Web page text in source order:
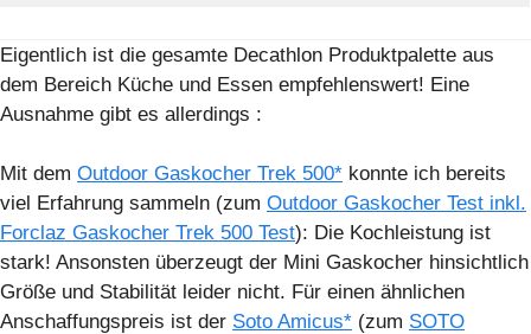
Eigentlich ist die gesamte Decathlon Produktpalette aus
dem Bereich Küche und Essen empfehlenswert! Eine
Ausnahme gibt es allerdings :
Mit dem Outdoor Gaskocher Trek 500* konnte ich bereits
viel Erfahrung sammeln (zum Outdoor Gaskocher Test inkl.
Forclaz Gaskocher Trek 500 Test): Die Kochleistung ist
stark! Ansonsten überzeugt der Mini Gaskocher hinsichtlich
Größe und Stabilität leider nicht. Für einen ähnlichen
Anschaffungspreis ist der Soto Amicus* (zum SOTO